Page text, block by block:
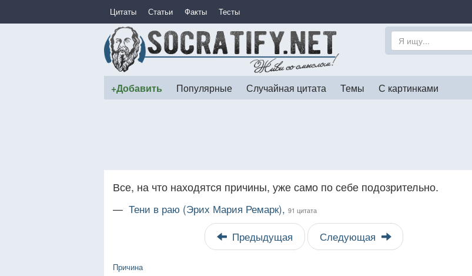
Цитаты Статьи Факты Тесты
+Добавить Популярные Случайная цитата Темы С картинками
Все, на что находятся причины, уже само по себе подозрительно.
— Тени в раю (Эрих Мария Ремарк), 91 цитата
Предыдущая Следующая
Причина